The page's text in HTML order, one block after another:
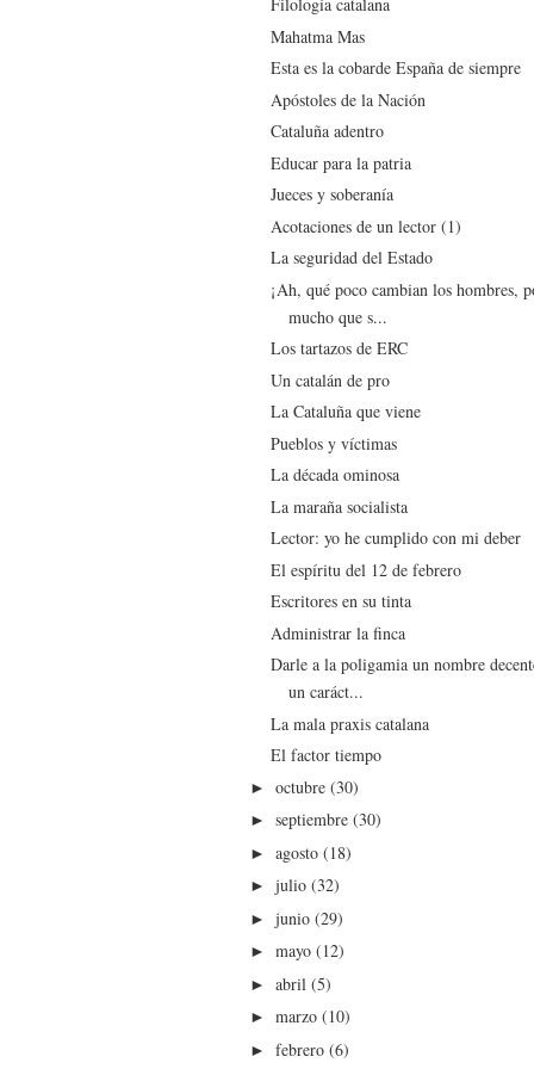
Mahatma Mas
Esta es la cobarde España de siempre
Apóstoles de la Nación
Cataluña adentro
Educar para la patria
Jueces y soberanía
Acotaciones de un lector (1)
La seguridad del Estado
¡Ah, qué poco cambian los hombres,
mucho que s...
Los tartazos de ERC
Un catalán de pro
La Cataluña que viene
Pueblos y víctimas
La década ominosa
La maraña socialista
Lector: yo he cumplido con mi deber
El espíritu del 12 de febrero
Escritores en su tinta
Administrar la finca
Darle a la poligamia un nombre
un caráct...
La mala praxis catalana
El factor tiempo
►octubre(30)
►septiembre(30)
►agosto(18)
►julio(32)
►junio(29)
►mayo(12)
►abril(5)
►marzo(10)
►febrero(6)